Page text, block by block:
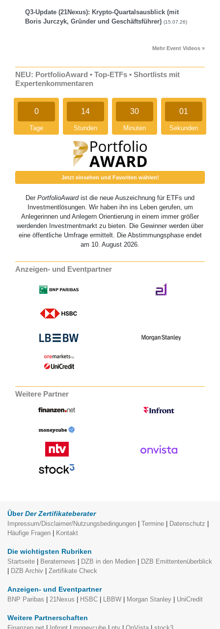
Q3-Update (21Nexus): Krypto-Quartalsausblick (mit
Boris Jurczyk, Gründer und Geschäftsführer) (15.07.26)
Mehr Event Videos »
NEU: PortfolioAward • Top-ETFs • Shortlists mit
Expertenkommentaren
0
Tage
14
Stunden
30
Minuten
00
Sekunden
Jetzt einsehen und Favoriten wählen!
Der PortfolioAwardist die neue Auszeichnung für ETFs und
Investmentlösungen. Wir haben ihn ins Leben gerufen, um
Anlegerinnen und Anlegern Orientierung in einem immer größer
werdenden Investmentmarkt zu bieten. Die Gewinner werden über
eine öffentliche Umfrage ermittelt. Die Abstimmungsphase endet
am 10. August 2026.
Anzeigen- und Eventpartner
Weitere Partner
Über Der Zertifikateberater
Impressum/Disclaimer/Nutzungsbedingungen
Termine Datenschutz
Häufige Fragen
Kontakt
Die wichtigsten Rubriken
Startseite
Beraternews DZB in den Medien
DZB Emittentenüberblick
DZB Archiv Zertifikate Check
Anzeigen- und Eventpartner
BNP Paribas
21Nexus HSBC LBBW Morgan Stanley UniCredit
Weitere Partnerschaften